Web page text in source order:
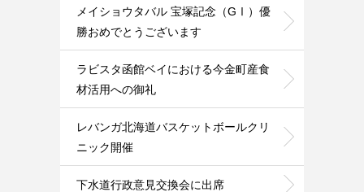
メイショウタバル 宝塚記念（GⅠ）優
勝おめでとうございます
ラビスタ函館ベイにおける今金町産食
材活用への御礼
レバンガ北海道バスケットボールクリ
ニック開催
下水道行政意見交換会に出席